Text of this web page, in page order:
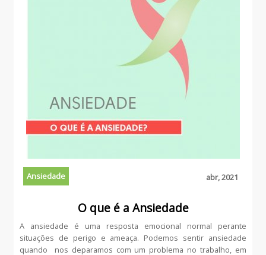
Ansiedade abr, 2021
O que é a Ansiedade
A ansiedade é uma resposta emocional normal perante
situações de perigo e ameaça. Podemos sentir ansiedade
quando nos deparamos com um problema no trabalho, em